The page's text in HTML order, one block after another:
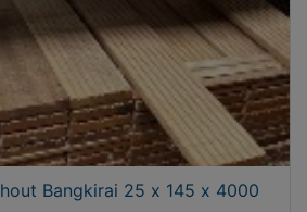
Bangkirai 25 x 145 x 4000